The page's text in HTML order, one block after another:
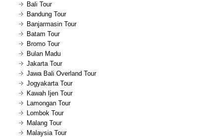
Bali Tour
Bandung Tour
Banjarmasin Tour
Batam Tour
Bromo Tour
Bulan Madu
Jakarta Tour
Jawa Bali Overland Tour
Jogyakarta Tour
Kawah Ijen Tour
Lamongan Tour
Lombok Tour
Malang Tour
Malaysia Tour